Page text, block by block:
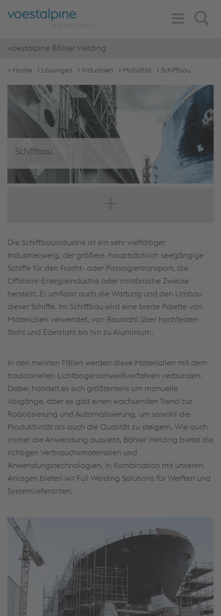
Search
Toggle
Navigation
voestalpine Böhler Welding
Home Lösungen Industrien Mobilität Schiffbau
Schiffbau
Die Schiffbauindustrie ist ein sehr vielfältiger
Industriezweig, der größere, hauptsächlich seegängige
Schiffe für den Fracht- oder Passagiertransport, die
Offshore-Energieindustrie oder militärische Zwecke
herstellt. Er umfasst auch die Wartung und den Umbau
dieser Schiffe. Im Schiffbau wird eine breite Palette von
Materialien verwendet, von Baustahl über hochfesten
Stahl und Edelstahl bis hin zu Aluminium.
In den meisten Fällen werden diese Materialien mit dem
traditionellen Lichtbogenschweißverfahren verbunden.
Dabei handelt es sich größtenteils um manuelle
Vorgänge, aber es gibt einen wachsenden Trend zur
Robotisierung und Automatisierung, um sowohl die
Produktivität als auch die Qualität zu steigern. Wie auch
immer die Anwendung aussieht, Böhler Welding bietet die
richtigen Verbrauchsmaterialien und
Anwendungstechnologien. In Kombination mit unseren
Anlagen bieten wir Full Welding Solutions für Werften und
Systemlieferanten.